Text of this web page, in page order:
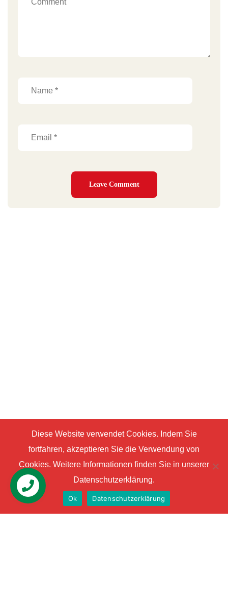
Diese Website verwendet Cookies. Indem Sie
fortfahren, akzeptieren Sie die Verwendung von
Cookies. Weitere Informationen finden Sie in unserer
Datenschutzerklärung.
Ok Datenschutzerklärung